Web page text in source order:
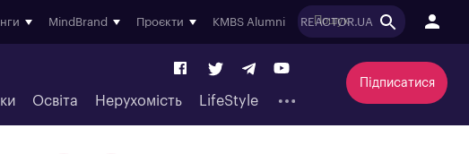
MindBrand Проєкти KMBS Alumni REACTOR.UA
Освіта Нерухомість LifeStyle
Підписатися